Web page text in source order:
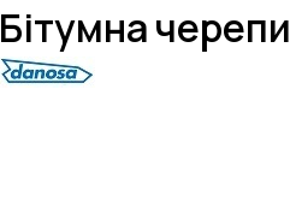
Бітумна